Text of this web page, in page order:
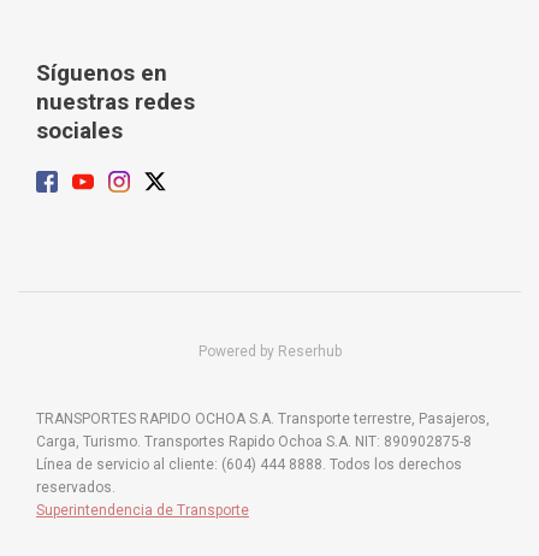
Síguenos en
nuestras redes
sociales
Powered by Reserhub
TRANSPORTES RAPIDO OCHOA S.A. Transporte terrestre, Pasajeros,
Carga, Turismo. Transportes Rapido Ochoa S.A. NIT: 890902875-8
Línea de servicio al cliente: (604) 444 8888. Todos los derechos
reservados.
Superintendencia de Transporte